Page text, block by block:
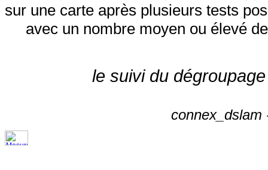
sur une carte après plusieurs tests
avec un nombre moyen ou élevé
le suivi du
connex_dslam